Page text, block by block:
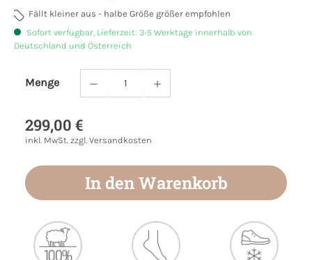
Fällt kleiner aus - halbe Größe größer empfohlen
Sofort verfügbar, Lieferzeit: 3-5 Werktage innerhalb von
Deutschland und Österreich
Menge
Produkt Anzahl: Gib den gewünschten
299,00 €
inkl. MwSt. zzgl. Versandkosten
In den Warenkorb